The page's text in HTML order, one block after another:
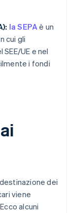
la SEPAè un
cui gli
UE e nel
i fondi
dei
viene
alcuni